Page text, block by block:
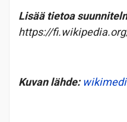
Lisää tietoa
https://
Kuvan lähde: